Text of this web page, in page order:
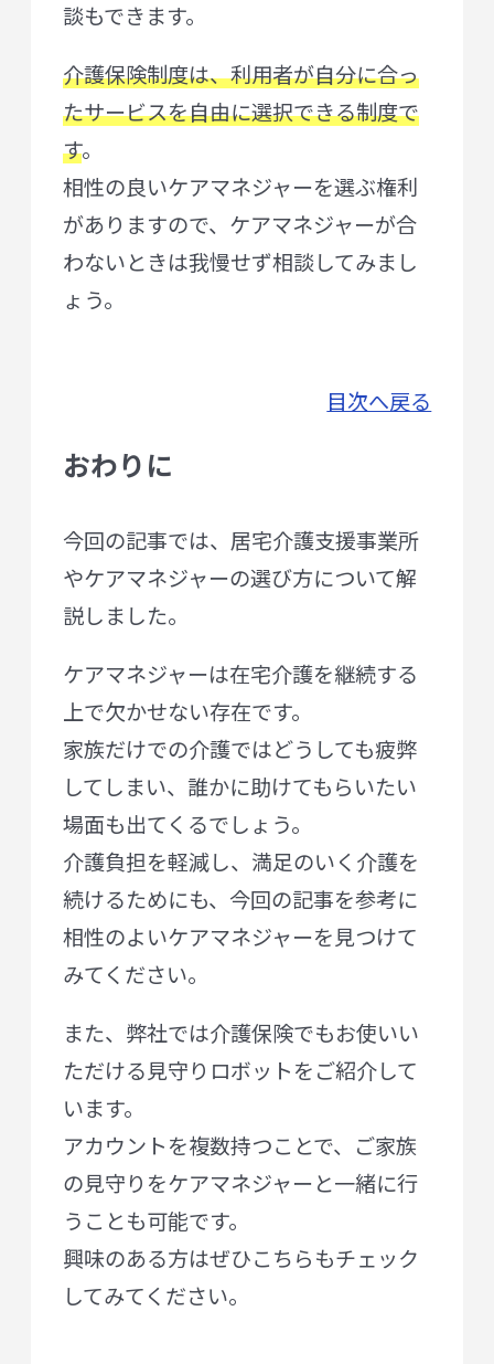
談もできます。
介護保険制度は、利用者が自分に合っ
たサービスを自由に選択できる制度で
す。
相性の良いケアマネジャーを選ぶ権利
がありますので、ケアマネジャーが合
わないときは我慢せず相談してみまし
ょう。
目次へ戻る
おわりに
今回の記事では、居宅介護支援事業所
やケアマネジャーの選び方について解
説しました。
ケアマネジャーは在宅介護を継続する
上で欠かせない存在です。
家族だけでの介護ではどうしても疲弊
してしまい、誰かに助けてもらいたい
場面も出てくるでしょう。
介護負担を軽減し、満足のいく介護を
続けるためにも、今回の記事を参考に
相性のよいケアマネジャーを見つけて
みてください。
また、弊社では介護保険でもお使いい
ただける見守りロボットをご紹介して
います。
アカウントを複数持つことで、ご家族
の見守りをケアマネジャーと一緒に行
うことも可能です。
興味のある方はぜひこちらもチェック
してみてください。